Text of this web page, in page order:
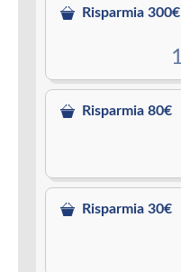
Risparmia 300€
Risparmia 80€
Risparmia 30€